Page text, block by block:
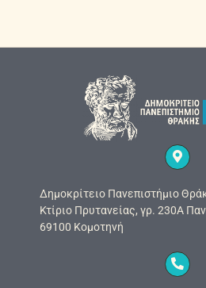
Δημοκρίτειο Πανεπιστήμιο
Κτίριο Πρυτανείας, γρ. 230Α
69100 Κομοτηνή